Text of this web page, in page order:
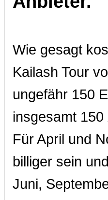
Wie gesagt
Kailash Tour
ungefähr 150
insgesamt
Für April und
billiger sein
Juni,